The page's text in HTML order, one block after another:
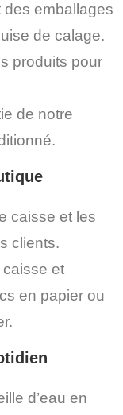
des emballages
de calage.
produits pour
de notre
caisse et les
clients.
caisse et
en papier ou
d’eau en